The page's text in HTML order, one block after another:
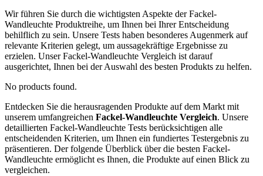
Wir führen Sie durch die wichtigsten Aspekte der Fackel-
Wandleuchte Produktreihe, um Ihnen bei Ihrer Entscheidung
behilflich zu sein. Unsere Tests haben besonderes Augenmerk auf
relevante Kriterien gelegt, um aussagekräftige Ergebnisse zu
erzielen. Unser Fackel-Wandleuchte Vergleich ist darauf
ausgerichtet, Ihnen bei der Auswahl des besten Produkts zu helfen.
No products found.
Entdecken Sie die herausragenden Produkte auf dem Markt mit
unserem umfangreichen Fackel-Wandleuchte Vergleich. Unsere
detaillierten Fackel-Wandleuchte Tests berücksichtigen alle
entscheidenden Kriterien, um Ihnen ein fundiertes Testergebnis zu
präsentieren. Der folgende Überblick über die besten Fackel-
Wandleuchte ermöglicht es Ihnen, die Produkte auf einen Blick zu
vergleichen.